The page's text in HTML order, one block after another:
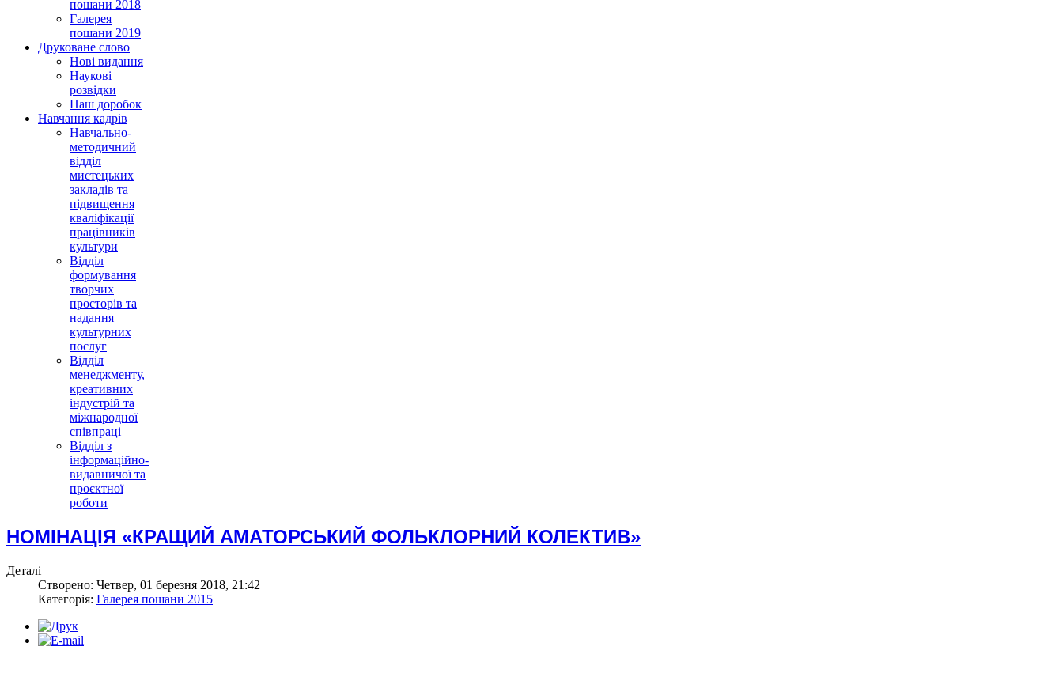
пошани 2018
Галерея
пошани 2019
Друковане слово
Нові видання
Наукові
розвідки
Наш доробок
Навчання кадрів
Навчально-
методичний
відділ
мистецьких
закладів та
підвищення
кваліфікації
працівників
культури
Відділ
формування
творчих
просторів та
надання
культурних
послуг
Відділ
менеджменту,
креативних
індустрій та
міжнародної
співпраці
Відділ з
інформаційно-
видавничої та
проєктної
роботи
НОМІНАЦІЯ «КРАЩИЙ АМАТОРСЬКИЙ ФОЛЬКЛОРНИЙ КОЛЕКТИВ»
Деталі
Створено: Четвер, 01 березня 2018, 21:42
Категорія: Галерея пошани 2015